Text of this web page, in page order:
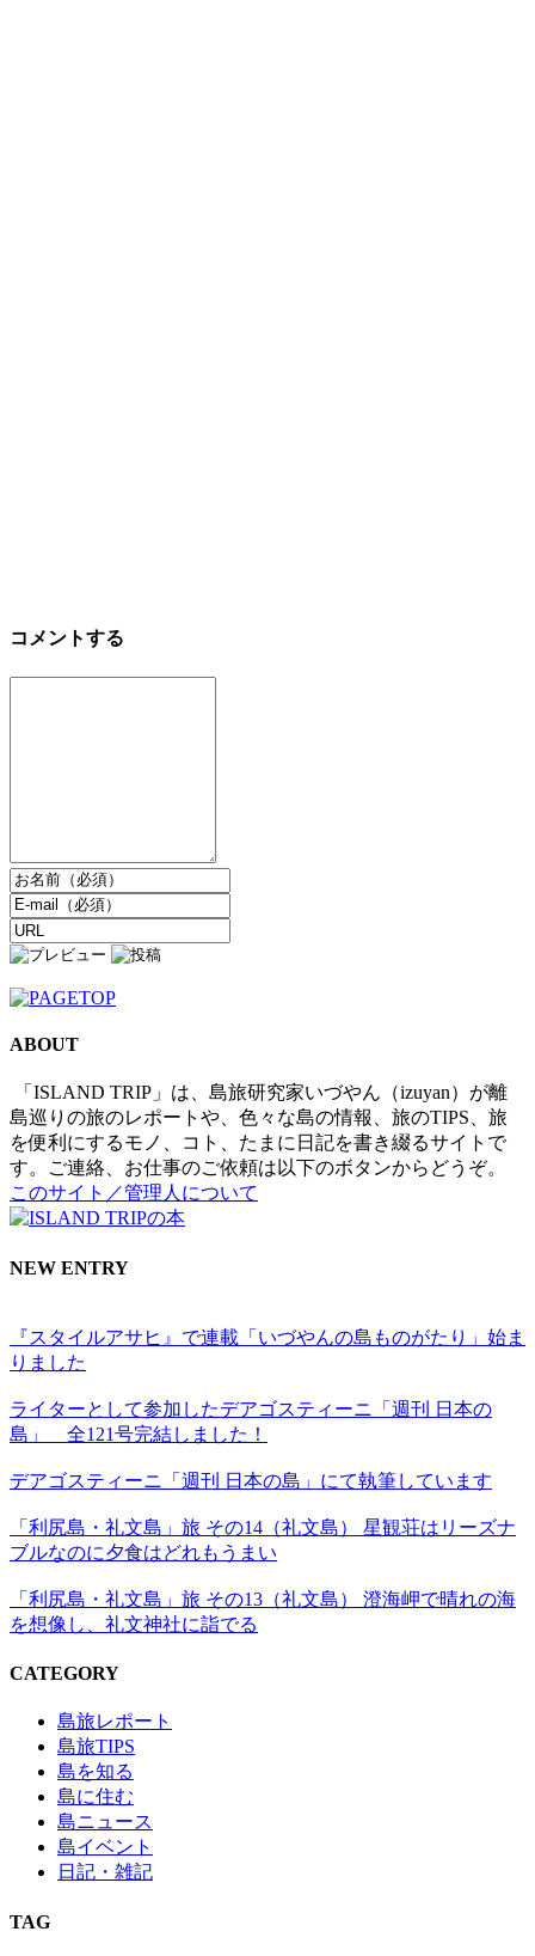
コメントする
ABOUT
「ISLAND TRIP」は、島旅研究家いづやん（izuyan）が離
島巡りの旅のレポートや、色々な島の情報、旅のTIPS、旅
を便利にするモノ、コト、たまに日記を書き綴るサイトで
す。ご連絡、お仕事のご依頼は以下のボタンからどうぞ。
このサイト／管理人について
NEW ENTRY
『スタイルアサヒ』で連載「いづやんの島ものがたり」始ま
りました
ライターとして参加したデアゴスティーニ「週刊 日本の
島」 全121号完結しました！
デアゴスティーニ「週刊 日本の島」にて執筆しています
「利尻島・礼文島」旅 その14（礼文島） 星観荘はリーズナ
ブルなのに夕食はどれもうまい
「利尻島・礼文島」旅 その13（礼文島） 澄海岬で晴れの海
を想像し、礼文神社に詣でる
CATEGORY
島旅レポート
島旅TIPS
島を知る
島に住む
島ニュース
島イベント
日記・雑記
TAG